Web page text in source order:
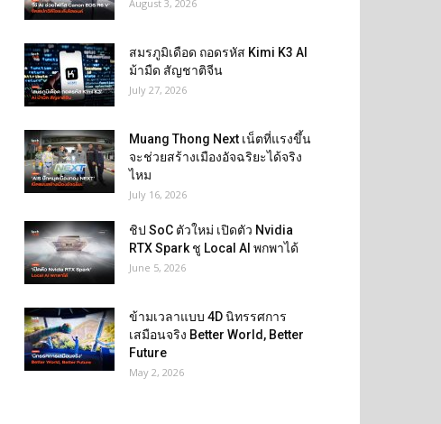
August 3, 2026
สมรภูมิเดือด ถอดรหัส Kimi K3 AI
ม้ามืด สัญชาติจีน
July 27, 2026
Muang Thong Next เน็ตที่แรงขึ้น
จะช่วยสร้างเมืองอัจฉริยะได้จริง
ไหม
July 16, 2026
ชิป SoC ตัวใหม่ เปิดตัว Nvidia
RTX Spark ชู Local AI พกพาได้
June 5, 2026
ข้ามเวลาแบบ 4D นิทรรศการ
เสมือนจริง Better World, Better
Future
May 2, 2026